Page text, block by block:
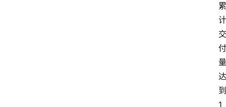
累
计
交
付
量
达
到
1